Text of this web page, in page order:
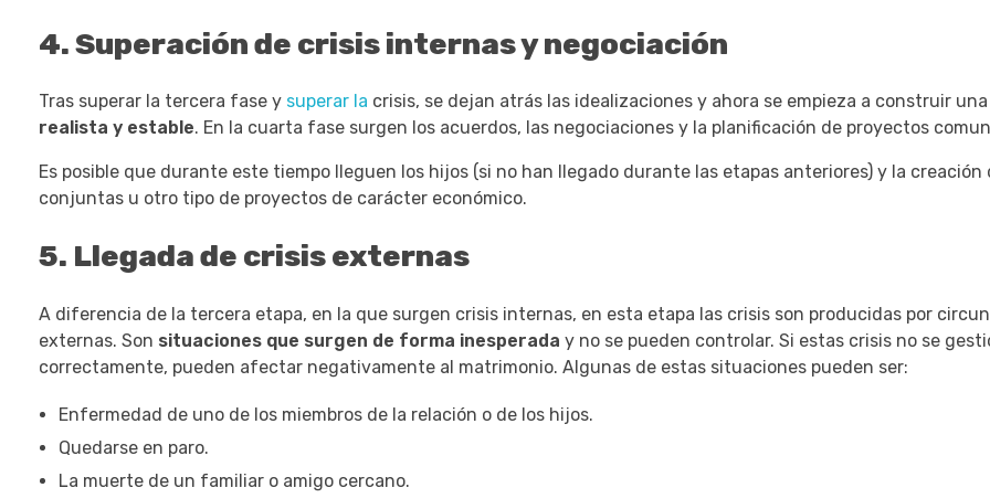
4. Superación de crisis internas y negociación
Tras superar la tercera fase y superar la crisis, se dejan atrás las idealizaciones y ahora se empieza a construir una
realista y estable. En la cuarta fase surgen los acuerdos, las negociaciones y la planificación de proyectos
Es posible que durante este tiempo lleguen los hijos (si no han llegado durante las etapas anteriores) y la creación
conjuntas u otro tipo de proyectos de carácter económico.
5. Llegada de crisis externas
A diferencia de la tercera etapa, en la que surgen crisis internas, en esta etapa las crisis son producidas por
externas. Son situaciones que surgen de forma inesperada y no se pueden controlar. Si estas crisis no se
correctamente, pueden afectar negativamente al matrimonio. Algunas de estas situaciones pueden ser:
Enfermedad de uno de los miembros de la relación o de los hijos.
Quedarse en paro.
La muerte de un familiar o amigo cercano.